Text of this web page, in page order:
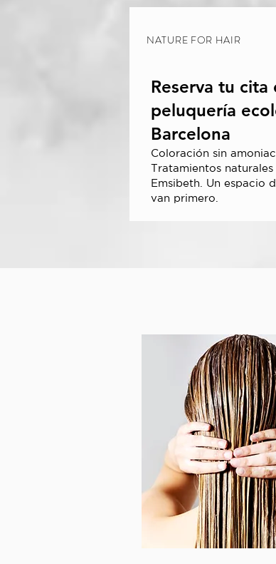
NATURE FOR HAIR
Reserva tu cita
peluquería
Barcelona
Coloración sin
Tratamientos
Emsibeth. Un espacio
van primero.